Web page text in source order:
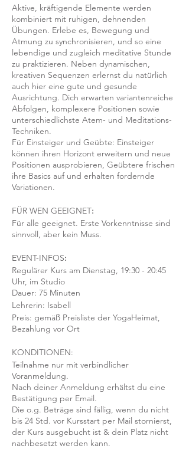
Aktive, kräftigende Elemente werden
kombiniert mit ruhigen, dehnenden
Übungen. Erlebe es, Bewegung und
Atmung zu synchronisieren, und so eine
lebendige und zugleich meditative Stunde
zu praktizieren. Neben dynamischen,
kreativen Sequenzen erlernst du natürlich
auch hier eine gute und gesunde
Ausrichtung. Dich erwarten variantenreiche
Abfolgen, komplexere Positionen sowie
unterschiedlichste Atem- und Meditations-
Techniken.
Für Einsteiger und Geübte: Einsteiger
können ihren Horizont erweitern und neue
Positionen ausprobieren, Geübtere frischen
ihre Basics auf und erhalten fordernde
Variationen.
FÜR WEN GEEIGNET:
Für alle geeignet. Erste Vorkenntnisse sind
sinnvoll, aber kein Muss.
EVENT-INFOS:
Regulärer Kurs am Dienstag, 19:30 - 20:45
Uhr, im Studio
Dauer: 75 Minuten
Lehrerin: Isabell
Preis: gemäß Preisliste der YogaHeimat,
Bezahlung vor Ort
KONDITIONEN:
Teilnahme nur mit verbindlicher
Voranmeldung.
Nach deiner Anmeldung erhältst du eine
Bestätigung per Email.
Die o.g. Beträge sind fällig, wenn du nicht
bis 24 Std. vor Kursstart per Mail stornierst,
der Kurs ausgebucht ist & dein Platz nicht
nachbesetzt werden kann.